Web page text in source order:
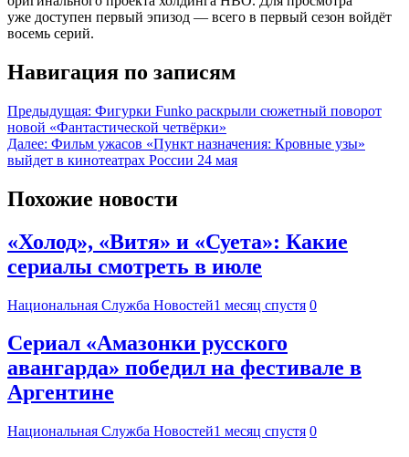
уже доступен первый эпизод — всего в первый сезон войдёт
восемь серий.
Навигация по записям
Предыдущая: Фигурки Funko раскрыли сюжетный поворот
новой «Фантастической четвёрки»
Далее: Фильм ужасов «Пункт назначения: Кровные узы»
выйдет в кинотеатрах России 24 мая
Похожие новости
«Холод», «Витя» и «Суета»: Какие
сериалы смотреть в июле
Национальная Служба Новостей1 месяц спустя 0
Сериал «Амазонки русского
авангарда» победил на фестивале в
Аргентине
Национальная Служба Новостей1 месяц спустя 0